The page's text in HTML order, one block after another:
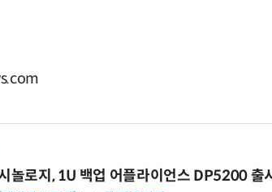
놀로지, 1U 백업 어플라이언스 DP5200 출시